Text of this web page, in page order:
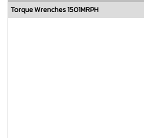
Torque Wrenches 1501MRPH